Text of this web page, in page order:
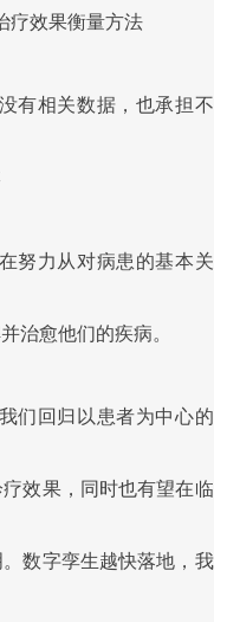
疗效果衡量方法
有相关数据，也承担不
努力从对病患的基本关
治愈他们的疾病。
们回归以患者为中心的
效果，同时也有望在临
数字孪生越快落地，我